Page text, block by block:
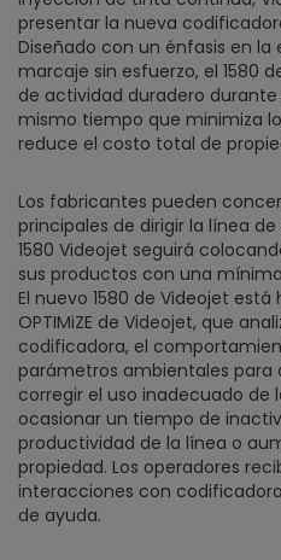
presentar la nueva
Diseñado con un énfasis en
marcaje sin esfuerzo, el 1580
de actividad duradero
mismo tiempo que minimiza
reduce el costo total de
Los fabricantes pueden
principales de dirigir la línea
1580 Videojet seguirá
sus productos con una
El nuevo 1580 de Videojet
OPTIMiZE de Videojet, que
codificadora, el
parámetros ambientales para
corregir el uso inadecuado de
ocasionar un tiempo de
productividad de la línea o
propiedad. Los operadores
interacciones con
de ayuda.